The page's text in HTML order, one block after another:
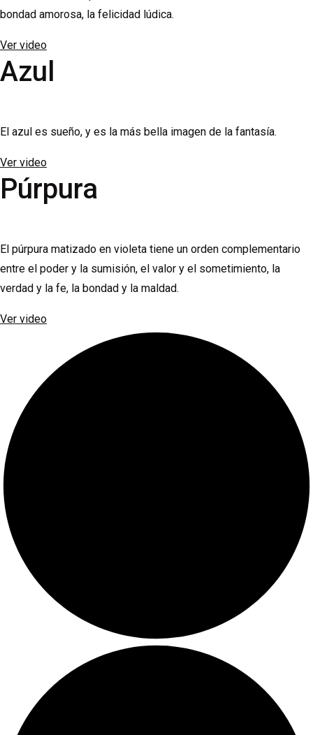
bondad amorosa, la felicidad lúdica.
Ver video
Azul
El azul es sueño, y es la más bella imagen de la fantasía.
Ver video
Púrpura
El púrpura matizado en violeta tiene un orden complementario
entre el poder y la sumisión, el valor y el sometimiento, la
verdad y la fe, la bondad y la maldad.
Ver video